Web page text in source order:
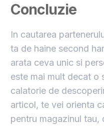
Concluzie
In cautarea
ta de haine second
arata ceva unic si
este mai mult decat o
calatorie de
articol, te vei orienta
pentru magazinul